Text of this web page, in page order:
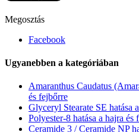
Megosztás
Facebook
Ugyanebben a kategóriában
Amaranthus Caudatus
és fejbőrre
Glyceryl Stearate SE hatása
Polyester-8 hatása a hajra és
Ceramide 3 / Ceramide NP